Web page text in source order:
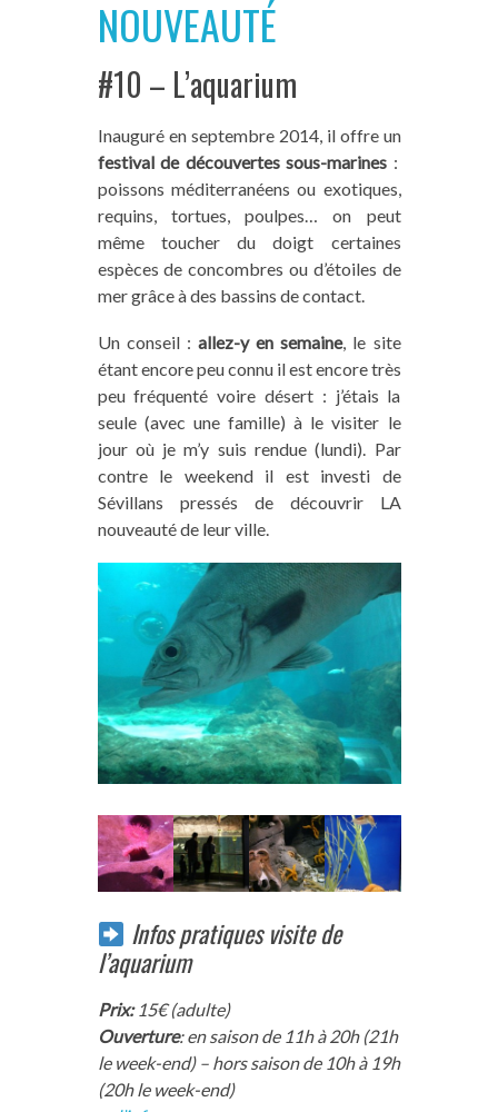
NOUVEAUTÉ
#10 – L’aquarium
Inauguré en septembre 2014, il offre un
festival de découvertes sous-marines :
poissons méditerranéens ou exotiques,
requins, tortues, poulpes… on peut
même toucher du doigt certaines
espèces de concombres ou d’étoiles de
mer grâce à des bassins de contact.
Un conseil : allez-y en semaine, le site
étant encore peu connu il est encore très
peu fréquenté voire désert : j’étais la
seule (avec une famille) à le visiter le
jour où je m’y suis rendue (lundi). Par
contre le weekend il est investi de
Sévillans pressés de découvrir LA
nouveauté de leur ville.
Infos pratiques visite de
l’aquarium
Prix:15€ (adulte)
Ouverture: en saison de 11h à 20h (21h
le week-end) – hors saison de 10h à 19h
(20h le week-end)